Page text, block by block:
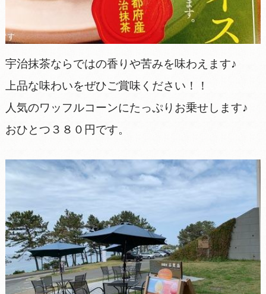
宇治抹茶ならではの香りや苦みを味わえます♪
上品な味わいをぜひご賞味ください！！
人気のワッフルコーンにたっぷりお乗せします♪
おひとつ３８０円です。